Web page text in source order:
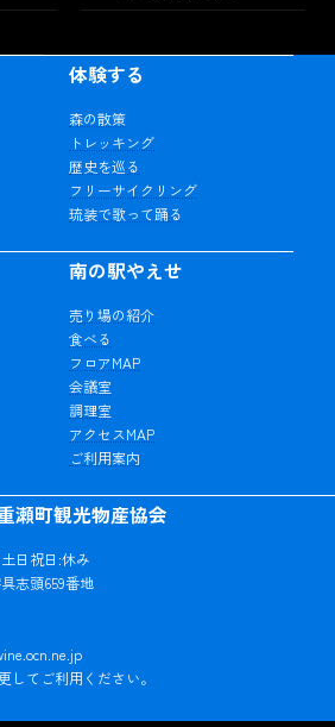
瀬町観光物産協会
日祝日:休み
志頭659番地
てご利用ください。
体験する
森の散策
トレッキング
歴史を巡る
フリーサイクリング
琉装で歌って踊る
南の駅やえせ
売り場の紹介
食べる
フロアMAP
会議室
調理室
アクセスMAP
ご利用案内